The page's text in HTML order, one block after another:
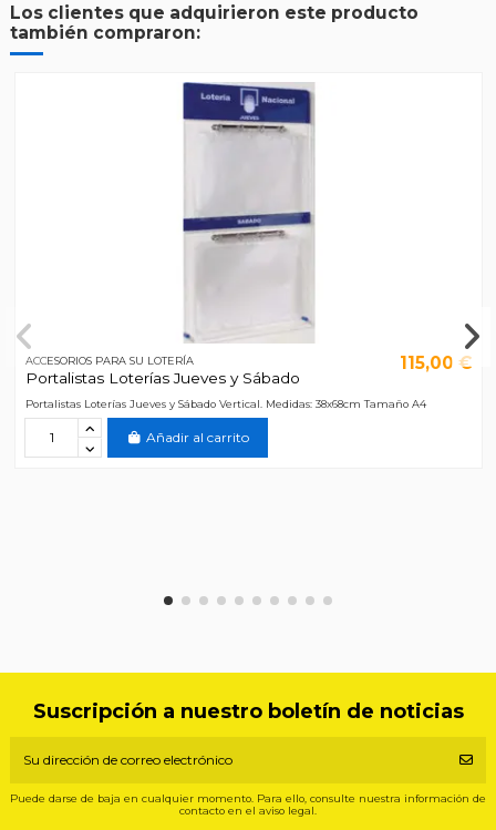
Los clientes que adquirieron este producto
también compraron:
ACCESORIOS PARA SU LOTERÍA
Portalistas Loterías Jueves y Sábado
115,00 €
Portalistas Loterías Jueves y Sábado Vertical. Medidas: 38x68cm Tamaño A4
Añadir al carrito
Suscripción a nuestro boletín de noticias
Puede darse de baja en cualquier momento. Para ello, consulte nuestra información de
contacto en el aviso legal.